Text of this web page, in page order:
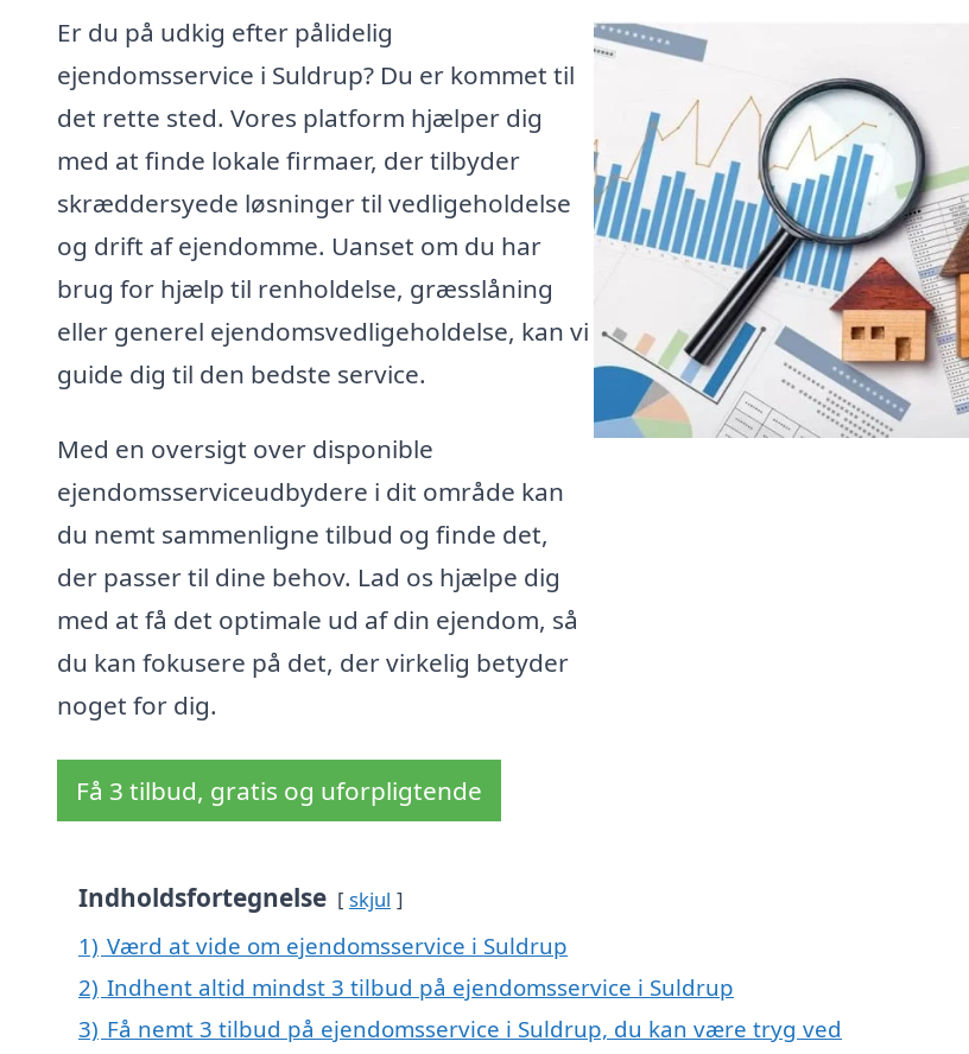
Er du på udkig efter pålidelig
ejendomsservice i Suldrup? Du er kommet til
det rette sted. Vores platform hjælper dig
med at finde lokale firmaer, der tilbyder
skræddersyede løsninger til vedligeholdelse
og drift af ejendomme. Uanset om du har
brug for hjælp til renholdelse, græsslåning
eller generel ejendomsvedligeholdelse, kan vi
guide dig til den bedste service.
Med en oversigt over disponible
ejendomsserviceudbydere i dit område kan
du nemt sammenligne tilbud og finde det,
der passer til dine behov. Lad os hjælpe dig
med at få det optimale ud af din ejendom, så
du kan fokusere på det, der virkelig betyder
noget for dig.
Få 3 tilbud, gratis og uforpligtende
Indholdsfortegnelse skjul
1) Værd at vide om ejendomsservice i Suldrup
2) Indhent altid mindst 3 tilbud på ejendomsservice i Suldrup
3) Få nemt 3 tilbud på ejendomsservice i Suldrup, du kan være tryg ved